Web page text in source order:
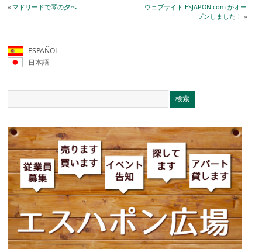
«マドリードで琴の夕べ
ウェブサイト ESJAPON.com がオー
プンしました！ »
ESPAÑOL
日本語